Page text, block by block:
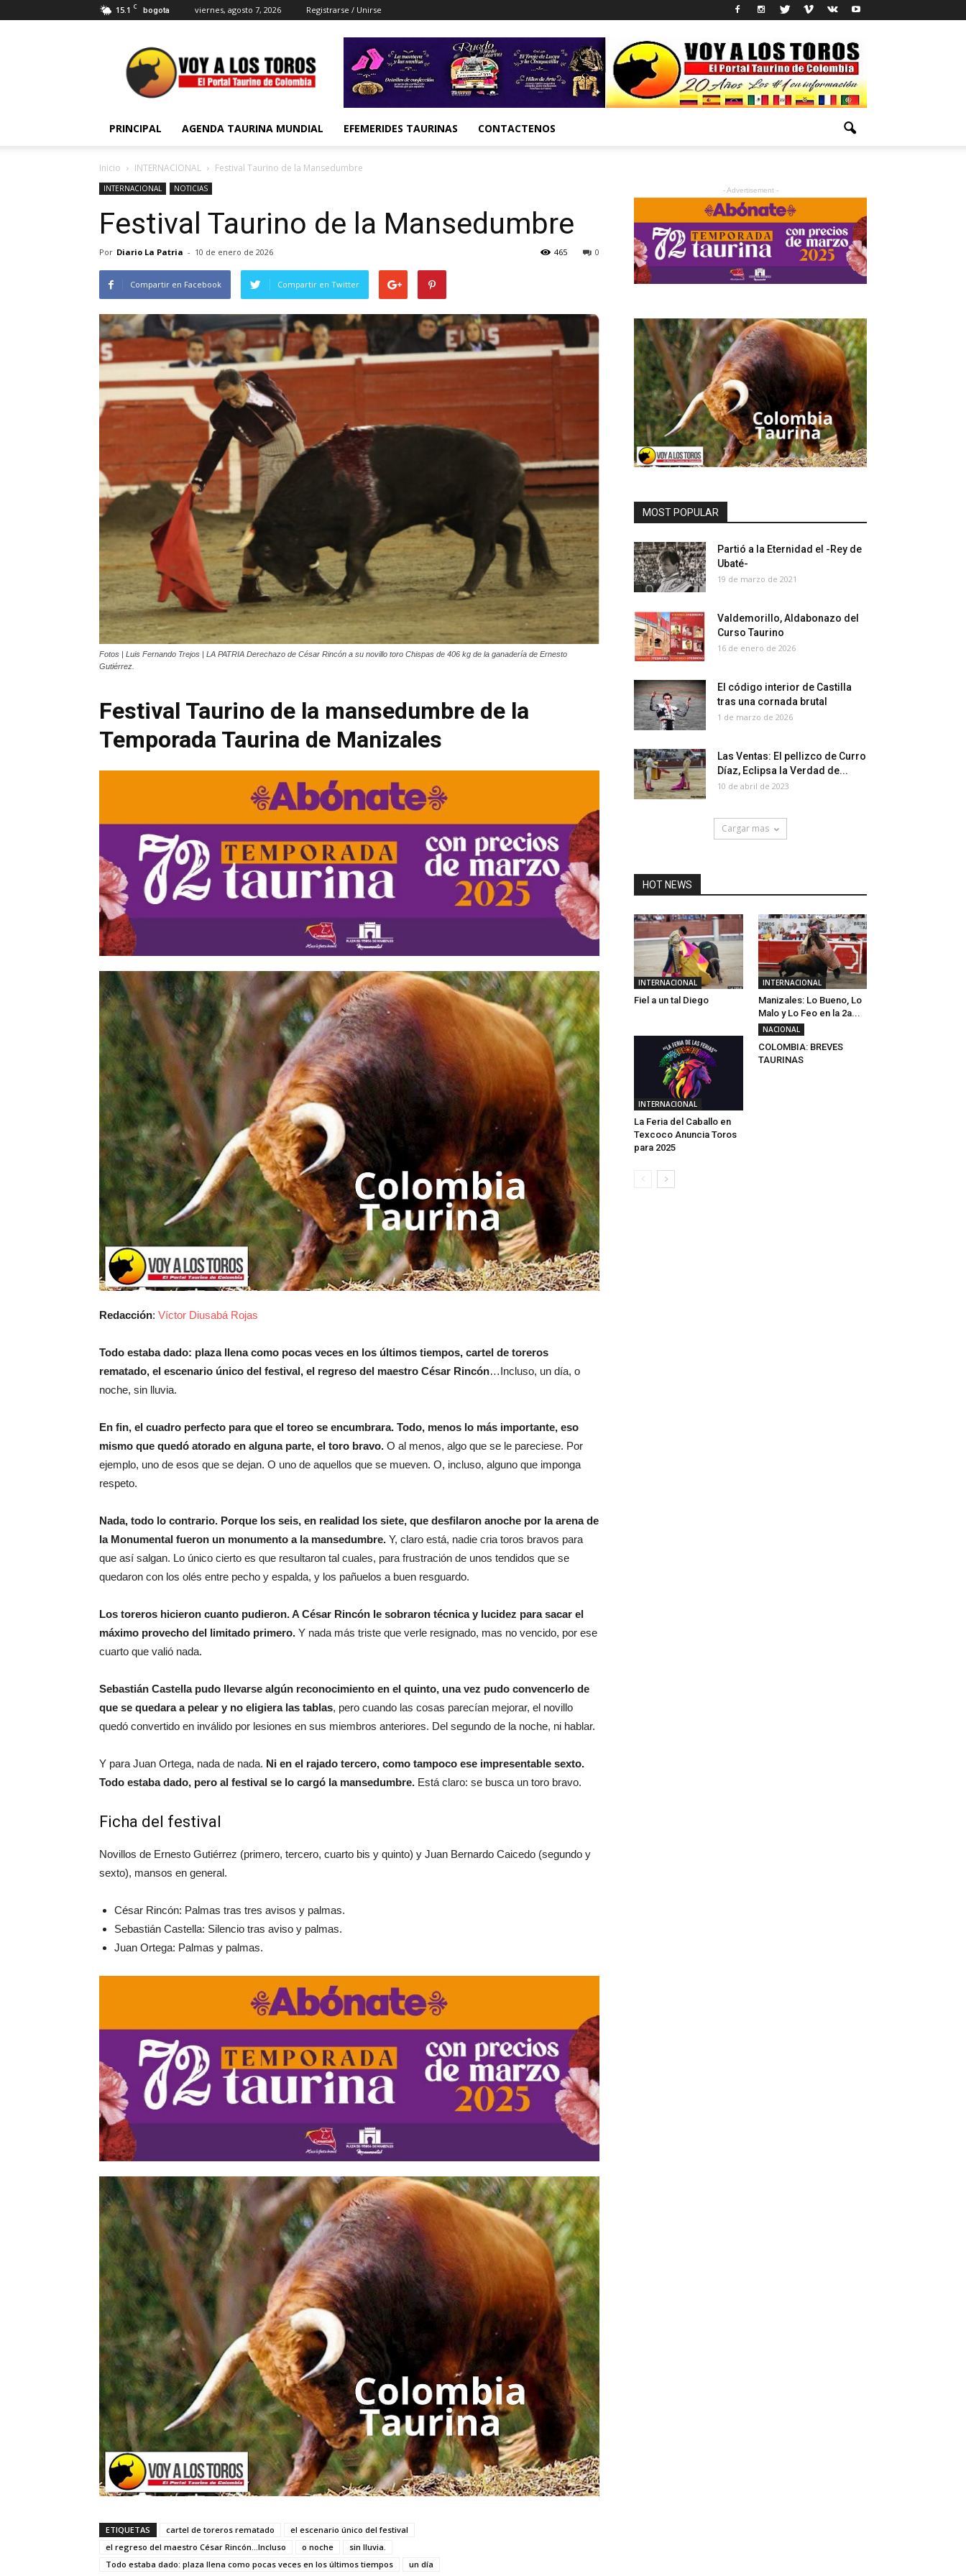
15.1 C bogota viernes, agosto 7, 2026 Registrarse / Unirse
Voy
a
Los
Toros
PRINCIPAL AGENDA TAURINA MUNDIAL EFEMERIDES TAURINAS CONTACTENOS
Inicio INTERNACIONAL Festival Taurino de la Mansedumbre
INTERNACIONAL NOTICIAS
Festival Taurino de la Mansedumbre
Por Diario La Patria - 10 de enero de 2026 0
465
Compartir en Facebook Compartir en Twitter
Fotos | Luis Fernando Trejos | LA PATRIA Derechazo de César Rincón a su novillo toro Chispas de 406 kg de la ganadería de Ernesto
Gutiérrez.
Festival Taurino de la mansedumbre de la
Temporada Taurina de Manizales
Redacción: Víctor Diusabá Rojas
Todo estaba dado: plaza llena como pocas veces en los últimos tiempos, cartel de toreros
rematado, el escenario único del festival, el regreso del maestro César Rincón…Incluso, un día, o
noche, sin lluvia.
En fin, el cuadro perfecto para que el toreo se encumbrara. Todo, menos lo más importante, eso
mismo que quedó atorado en alguna parte, el toro bravo. O al menos, algo que se le pareciese. Por
ejemplo, uno de esos que se dejan. O uno de aquellos que se mueven. O, incluso, alguno que imponga
respeto.
Nada, todo lo contrario. Porque los seis, en realidad los siete, que desfilaron anoche por la arena de
la Monumental fueron un monumento a la mansedumbre. Y, claro está, nadie cria toros bravos para
que así salgan. Lo único cierto es que resultaron tal cuales, para frustración de unos tendidos que se
quedaron con los olés entre pecho y espalda, y los pañuelos a buen resguardo.
Los toreros hicieron cuanto pudieron. A César Rincón le sobraron técnica y lucidez para sacar el
máximo provecho del limitado primero. Y nada más triste que verle resignado, mas no vencido, por ese
cuarto que valió nada.
Sebastián Castella pudo llevarse algún reconocimiento en el quinto, una vez pudo convencerlo de
que se quedara a pelear y no eligiera las tablas, pero cuando las cosas parecían mejorar, el novillo
quedó convertido en inválido por lesiones en sus miembros anteriores. Del segundo de la noche, ni hablar.
Y para Juan Ortega, nada de nada. Ni en el rajado tercero, como tampoco ese impresentable sexto.
Todo estaba dado, pero al festival se lo cargó la mansedumbre. Está claro: se busca un toro bravo.
Ficha del festival
Novillos de Ernesto Gutiérrez (primero, tercero, cuarto bis y quinto) y Juan Bernardo Caicedo (segundo y
sexto), mansos en general.
César Rincón: Palmas tras tres avisos y palmas.
Sebastián Castella: Silencio tras aviso y palmas.
Juan Ortega: Palmas y palmas.
ETIQUETAS cartel de toreros rematado
el escenario único del festival
el regreso del maestro César Rincón...Incluso
o noche
sin lluvia.
Todo estaba dado: plaza llena como pocas veces en los últimos tiempos
un día
- Advertisement -
MOST POPULAR
Partió a la Eternidad el -Rey de
Ubaté-
19 de marzo de 2021
Valdemorillo, Aldabonazo del
Curso Taurino
16 de enero de 2026
El código interior de Castilla
tras una cornada brutal
1 de marzo de 2026
Las Ventas: El pellizco de Curro
Díaz, Eclipsa la Verdad de...
10 de abril de 2023
Cargar mas
HOT NEWS
INTERNACIONAL
Fiel a un tal Diego
INTERNACIONAL
Manizales: Lo Bueno, Lo
Malo y Lo Feo en la 2a...
INTERNACIONAL
La Feria del Caballo en
Texcoco Anuncia Toros
para 2025
NACIONAL
COLOMBIA: BREVES
TAURINAS